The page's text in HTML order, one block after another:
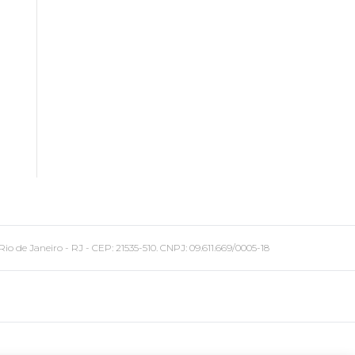
Janeiro - RJ - CEP: 21535-510. CNPJ: 09.611.669/0005-18